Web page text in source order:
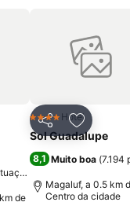
aos favoritos
de
Partilhar
4 EstrelasHotel
Sol Guadalupe
8,1 Muito boa (7.194
Magaluf, a 0.5 km
Centro da cidade